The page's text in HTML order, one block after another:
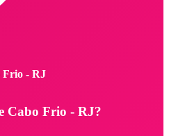
Frio - RJ
Cabo Frio - RJ?